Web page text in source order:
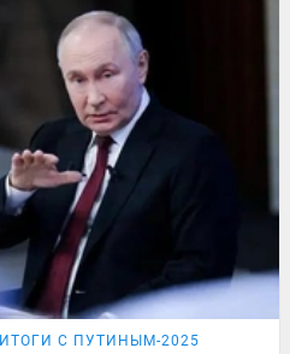
ИТОГИ С ПУТИНЫМ-2025